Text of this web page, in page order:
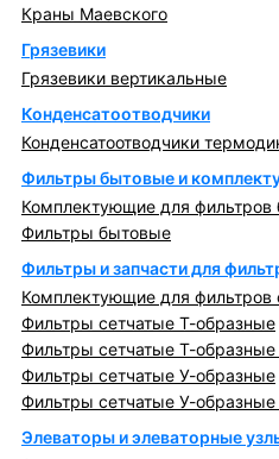
Краны Маевского
Грязевики
Грязевики вертикальные
Конденсатоотводчики
Конденсатоотводчики
Фильтры бытовые и
Комплектующие для фильтров
Фильтры бытовые
Фильтры и запчасти для
Комплектующие для фильтров
Фильтры сетчатые Т-образные
Фильтры сетчатые Т-образные
Фильтры сетчатые У-образные
Фильтры сетчатые У-образные
Элеваторы и элеваторные